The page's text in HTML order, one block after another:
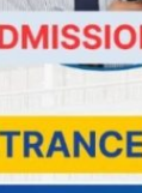
तथा
रोड रेस ‘
आयोजना